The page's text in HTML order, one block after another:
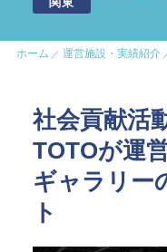
イベント企画・運営
デジタルマーケテ
文化・芸術振興
文化施設運営
指定管理
関東
ホーム 運営施設・実績紹介
社会貢献活
TOTOが運
ギャラリー
ト